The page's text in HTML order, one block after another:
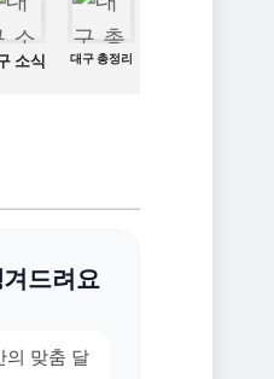
소식 대구 총정리
드려요
의 맞춤 달